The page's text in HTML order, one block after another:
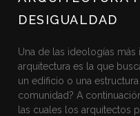
DESIGUALDAD
Una de las ideologías
arquitectura es la que
un edificio o una
comunidad? A
las cuales los arquitectos